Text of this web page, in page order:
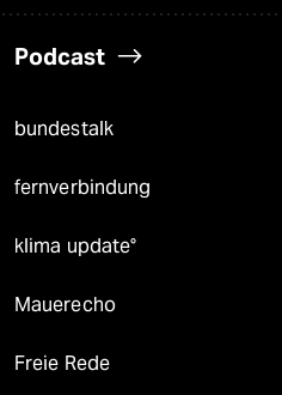
Podcast
bundestalk
fernverbindung
klima update°
Mauerecho
Freie Rede